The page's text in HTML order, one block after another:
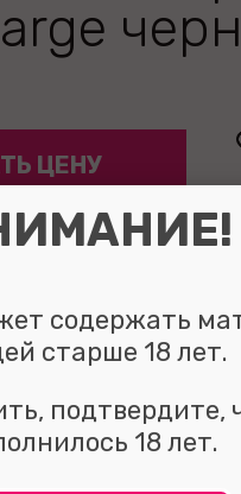
ЦЕНУ
сравнить
содержать
старше 18 лет.
подтвердите,
18 лет.